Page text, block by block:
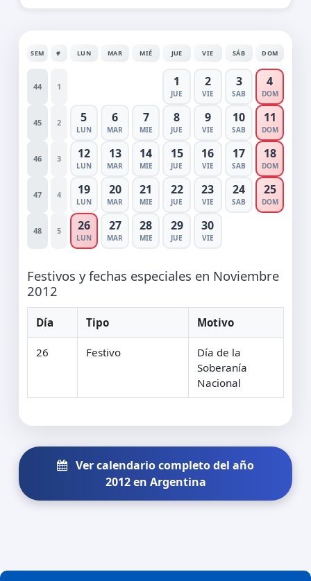
SEM # LUN MAR MIÉ JUE VIE SÁB DOM
44 1 1
JUE
2
VIE
3
SAB
4
DOM
45 2 5
LUN
6
MAR
7
MIE
8
JUE
9
VIE
10
SAB
11
DOM
46 3 12
LUN
13
MAR
14
MIE
15
JUE
16
VIE
17
SAB
18
DOM
47 4 19
LUN
20
MAR
21
MIE
22
JUE
23
VIE
24
SAB
25
DOM
48 5 26
LUN
27
MAR
28
MIE
29
JUE
30
VIE
Festivos y fechas especiales en Noviembre
2012
Día Tipo Motivo
26 Festivo
Día de la
Soberanía
Nacional
Ver calendario completo del año
2012 en Argentina